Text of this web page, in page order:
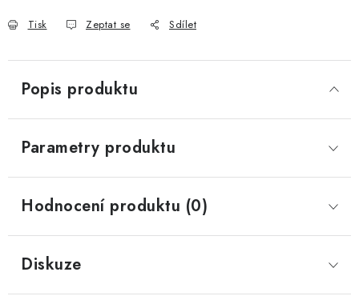
Tisk Zeptat se Sdílet
Popis produktu
Parametry produktu
Hodnocení produktu (0)
Diskuze